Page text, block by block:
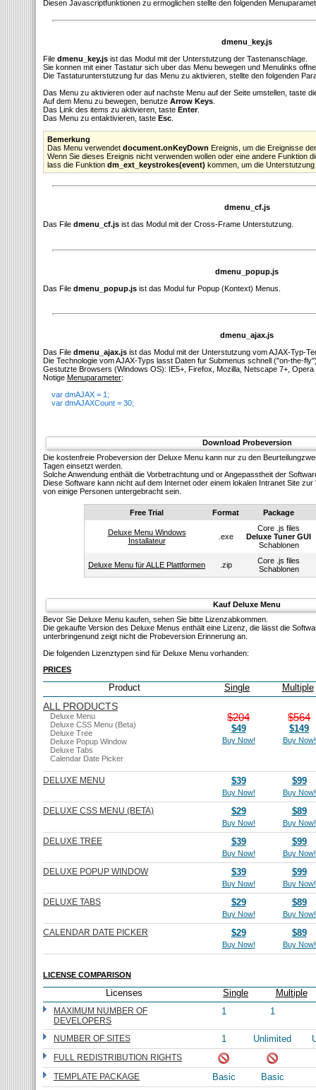
Diesen Javascriptfunktionen zu ermoglichen stellte den folgenden
dmenu_key.js
File dmenu_key.js ist das Modul mit der Unterstutzung der Tastenanschlage.
Sie konnen mit einer Tastatur sich uber das Menu bewegen und Menulinks
Die Tastaturunterstutzung fur das Menu zu aktivieren, stellte den folgenden
Das Menu zu aktivieren oder auf nachste Menu auf der Seite umstellen, taste
Auf dem Menu zu bewegen, benutze Arrow Keys
Das Link des items zu aktivieren, taste Enter.
Das Menu zu entaktivieren, taste Esc
Bemerkung
Das Menu verwendet document.onKeyDown Ereignis, um die Ereignisse
Wenn Sie dieses Ereignis nicht verwenden wollen oder eine andere Funktion
lass die Funktion dm_ext_keystrokes(event) kommen, um die
dmenu_cf.js
Das File dmenu_cf.js ist das Modul mit der Cross-Frame Unterstutzung.
dmenu_popup.js
Das File dmenu_popup.js ist das Modul fur Popup (Kontext) Menus.
dmenu_ajax.js
Das File dmenu_ajax.js ist das Modul mit der Unterstutzung vom AJAX-Typ-
Die Technologie vom AJAX-Typs lasst Daten fur Submenus schnell ("on-the-
Gestutzte Browsers (Windows OS): IE5+, Firefox, Mozilla, Netscape 7+, Opera
Notige Menuparameter:
var dmAJAX = 1;
var dmAJAXCount = 30;
Download Probeversion
Die kostenfreie Probeversion der Deluxe Menu kann nur zu den
Tagen einsetzt werden.
Solсhe Anwendung enthält die Vorbetrachtung und or Angepasstheit der
Diese Software kann nicht auf dem Internet oder einem lokalen Intranet Site
von einige Personen untergebracht sein.
Free Trial Format Package
Deluxe Menu Windows
Installateur
.exe
Core .js files
Deluxe Tuner GUI
Schablonen
Deluxe Menu für ALLE Plattformen .zip
Core .js files
Schablonen
Kauf Deluxe Menu
Bevor Sie Deluxe Menu kaufen, sehen Sie bitte Lizenzabkommen.
Die gekaufte Version des Deluxe Menus enthält eine Lizenz, die lässt die
unterbringenund zeigt nicht die Probeversion Erinnerung an.
Die folgenden Lizenztypen sind für Deluxe Menu vorhanden:
PRICES
Product Single Multiple
ALL PRODUCTS
Deluxe Menu
Deluxe CSS Menu (Beta)
Deluxe Tree
Deluxe Popup Window
Deluxe Tabs
Calendar Date Picker
$204
$49
Buy Now!
$564
$149
Buy Now!
DELUXE MENU $39
Buy Now!
$99
Buy Now!
DELUXE CSS MENU (BETA) $29
Buy Now!
$89
Buy Now!
DELUXE TREE $39
Buy Now!
$99
Buy Now!
DELUXE POPUP WINDOW $39
Buy Now!
$99
Buy Now!
DELUXE TABS $29
Buy Now!
$89
Buy Now!
CALENDAR DATE PICKER $29
Buy Now!
$89
Buy Now!
LICENSE COMPARISON
Licenses Single Multiple
MAXIMUM NUMBER OF
DEVELOPERS
1 1
NUMBER OF SITES 1 Unlimited
FULL REDISTRIBUTION RIGHTS
TEMPLATE PACKAGE
Basic Basic